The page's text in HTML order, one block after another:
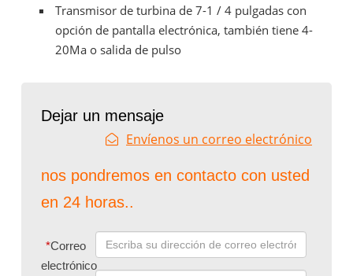
Transmisor de turbina de 7-1 / 4 pulgadas con
opción de pantalla electrónica, también tiene 4-
20Ma o salida de pulso
Dejar un mensaje
Envíenos un correo electrónico
nos pondremos en contacto con usted
en 24 horas..
*Correo
electrónico